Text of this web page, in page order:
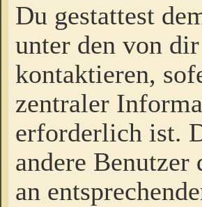
Du gestattest
unter den von
kontaktieren,
zentraler
erforderlich ist.
andere
an